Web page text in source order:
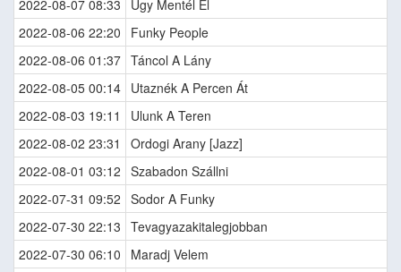
2022-08-07 08:33
Úgy Mentél El
2022-08-06 22:20
Funky People
2022-08-06 01:37 Táncol A Lány
2022-08-05 00:14 Utaznék A Percen Át
2022-08-03 19:11
Ulunk A Teren
2022-08-02 23:31
Ordogi Arany [Jazz]
2022-08-01 03:12 Szabadon Szállni
2022-07-31 09:52 Sodor A Funky
2022-07-30 22:13 Tevagyazakitalegjobban
2022-07-30 06:10
Maradj Velem